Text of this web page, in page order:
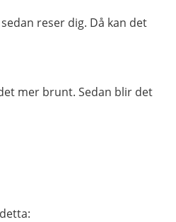
reser dig. Då kan det
mer brunt. Sedan blir det